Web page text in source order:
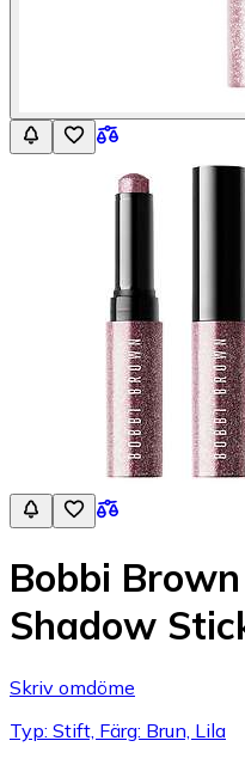
Bobbi
Shadow
Skriv omdöme
Typ: Stift, Färg: Brun, Lila